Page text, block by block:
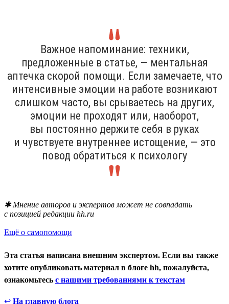
Важное напоминание: техники,
предложенные в статье, — ментальная
аптечка скорой помощи. Если замечаете, что
интенсивные эмоции на работе возникают
слишком часто, вы срываетесь на других,
эмоции не проходят или, наоборот,
вы постоянно держите себя в руках
и чувствуете внутреннее истощение, — это
повод обратиться к психологу
✱ Мнение авторов и экспертов может не совпадать
с позицией редакции hh.ru
Ещё о самопомощи
Эта статья написана внешним экспертом. Если вы также
хотите опубликовать материал в блоге hh, пожалуйста,
ознакомьтесь с нашими требованиями к текстам
↩ На главную блога